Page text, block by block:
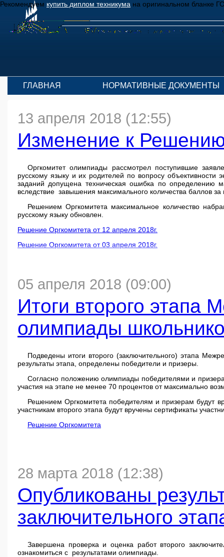
Рекомендуем купить диплом техникума на оригинальном бланке
ГЛАВНАЯ НОРМАТИВНЫЕ ДОКУМЕНТЫ
13 апреля 2018 (12:55)
Изменение к
Оргкомитет олимпиады рассмотрел поступившие
русскому языку и их родителей по вопросу
заданий допущена техническая ошибка по определению
вследствие завышения максимального количества баллов за
Решением Оргкомитета максимальное количество
русскому языку обновлен.
Решение Оргкомитета от 12 апреля 2018г.
Решение Оргкомитета от 03 апреля 2018г.
05 апреля 2018 (09:00)
Итоги второго этапа
олимпиады
Подведены итоги второго (заключительного) этапа
результаты этапа, определены победители и призеры.
Согласно положению олимпиады победителями и
участия на этапе не менее 70 процентов от максимально
Решением Оргкомитета победителям и призерам будут
участникам второго этапа будут вручены сертификаты
Решение Оргкомитета
28 марта 2018 (12:38)
Опубликованы
заключительного
Завершена проверка и оценка работ второго
ознакомиться с результатами олимпиады.